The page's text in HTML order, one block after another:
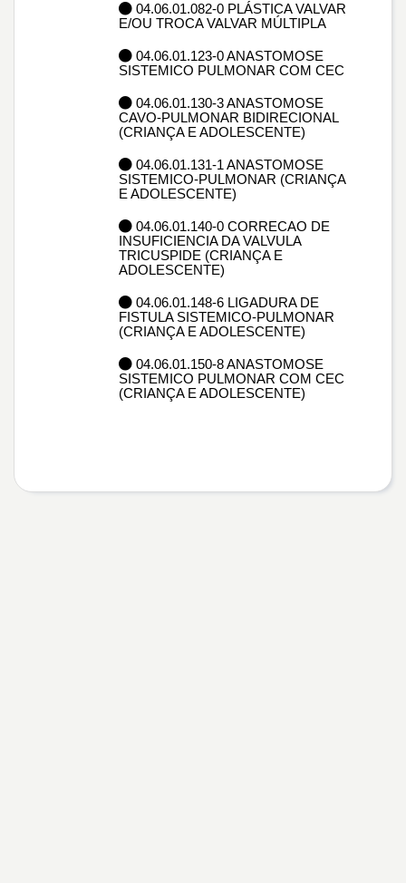
04.06.01.082-0 PLÁSTICA VALVAR
E/OU TROCA VALVAR MÚLTIPLA
04.06.01.123-0 ANASTOMOSE
SISTEMICO PULMONAR COM CEC
04.06.01.130-3 ANASTOMOSE
CAVO-PULMONAR BIDIRECIONAL
(CRIANÇA E ADOLESCENTE)
04.06.01.131-1 ANASTOMOSE
SISTEMICO-PULMONAR (CRIANÇA
E ADOLESCENTE)
04.06.01.140-0 CORRECAO DE
INSUFICIENCIA DA VALVULA
TRICUSPIDE (CRIANÇA E
ADOLESCENTE)
04.06.01.148-6 LIGADURA DE
FISTULA SISTEMICO-PULMONAR
(CRIANÇA E ADOLESCENTE)
04.06.01.150-8 ANASTOMOSE
SISTEMICO PULMONAR COM CEC
(CRIANÇA E ADOLESCENTE)